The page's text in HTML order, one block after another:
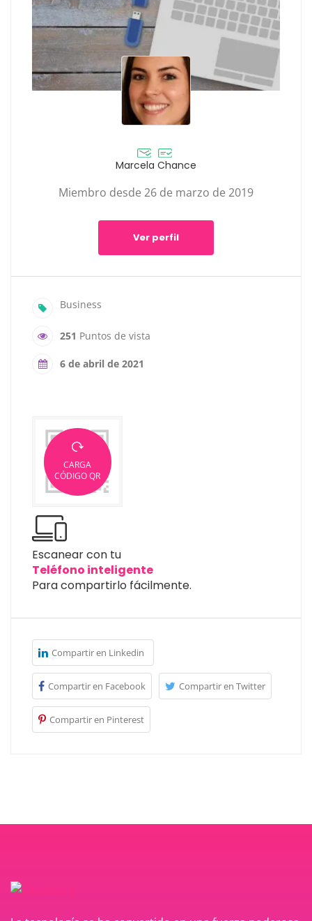
Marcela Chance
Miembro desde 26 de marzo de 2019
Ver perfil
Business
251 Puntos de vista
6 de abril de 2021
CARGA
CÓDIGO QR
Escanear con tu
Teléfono inteligente
Para compartirlo fácilmente.
Compartir en Linkedin
Compartir en Facebook Compartir en Twitter
Compartir en Pinterest